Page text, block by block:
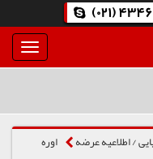
(021)
بار
و
/ اطلاعیه عرضه اوره